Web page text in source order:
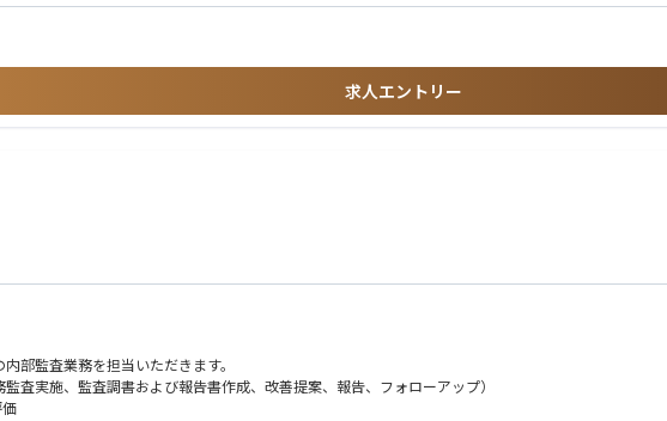
ルの標準化（事業化）
思決定推進
への接続
経験を活かしながら、スタートアップ向け融資の新たな可能性を広げていく事業の立ち上げに、初期
の協業を通じて、どのような価値が提供できるのかを定義し、PoCから本番導入、さらには横展開
ドメイン知見
セキュリティ・運用・稟議対応など）
フェーズに関与した経験
タ活用・モデル評価など）
ら論点を整理し、仮説を導ける方
説検証を回し切れる方
ンや協働を楽しめる方
て事業全体に向き合いたい方
る力をお持ちの方
求人エントリー
部監査業務を担当いただきます。
査実施、監査調書および報告書作成、改善提案、報告、フォローアップ）